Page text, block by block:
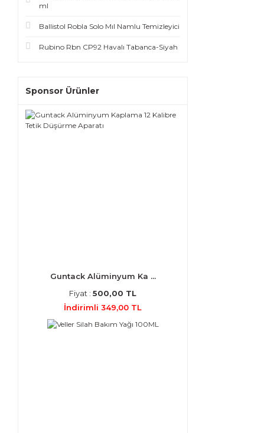
ml
Ballistol Robla Solo Mıl Namlu Temizleyici
Rubino Rbn CP92 Havalı Tabanca-Siyah
Sponsor Ürünler
Guntack Alüminyum Ka ...
Fiyat : 500,00 TL
İndirimli 349,00 TL